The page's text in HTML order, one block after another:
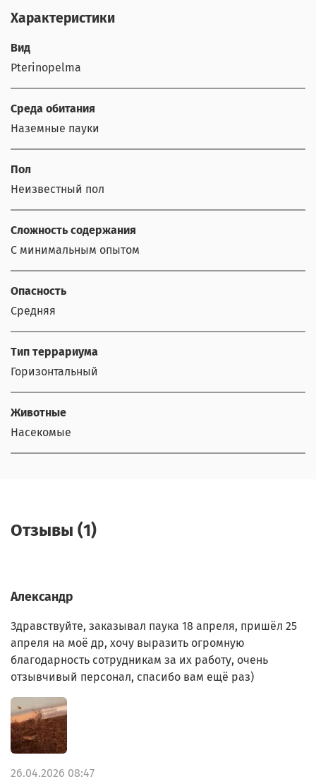
Характеристики
Вид
Pterinopelma
Среда обитания
Наземные пауки
Пол
Неизвестный пол
Сложность содержания
С минимальным опытом
Опасность
Средняя
Тип террариума
Горизонтальный
Животные
Насекомые
Отзывы (1)
Александр
Здравствуйте, заказывал паука 18 апреля, пришёл 25
апреля на моё др, хочу выразить огромную
благодарность сотрудникам за их работу, очень
отзывчивый персонал, спасибо вам ещё раз)
26.04.2026 08:47